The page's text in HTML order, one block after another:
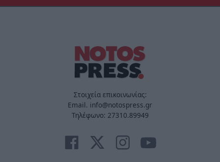
Στοιχεία επικοινωνίας:
Email. info@notospress.gr
Τηλέφωνο: 27310.89949